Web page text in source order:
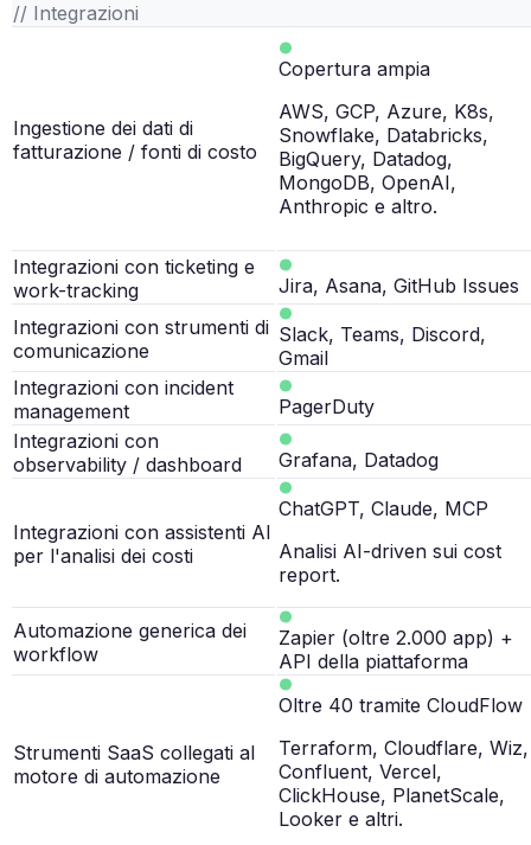
// Integrazioni
Ingestione dei dati di
fatturazione / fonti di costo
Copertura ampia
AWS, GCP, Azure, K8s,
Snowflake, Databricks,
BigQuery, Datadog,
MongoDB, OpenAI,
Anthropic e altro.
Integrazioni con ticketing e
work-tracking
Jira, Asana, GitHub Issues
Integrazioni con strumenti di
comunicazione
Slack, Teams, Discord,
Gmail
Integrazioni con incident
management
PagerDuty
Integrazioni con
observability / dashboard
Grafana, Datadog
Integrazioni con assistenti AI
per l'analisi dei costi
ChatGPT, Claude, MCP
Analisi AI-driven sui cost
report.
Automazione generica dei
workflow
Zapier (oltre 2.000 app) +
API della piattaforma
Strumenti SaaS collegati al
motore di automazione
Oltre 40 tramite CloudFlow
Terraform, Cloudflare, Wiz,
Confluent, Vercel,
ClickHouse, PlanetScale,
Looker e altri.